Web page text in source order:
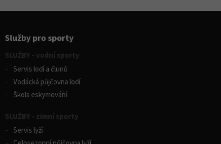
Služby pro sporty
SLUŽBY - vodní sporty
Servis lodí a člunů
Vodácká půjčovna lodí
Škola eskymování
SLUŽBY - zimní sporty
Servis lyží